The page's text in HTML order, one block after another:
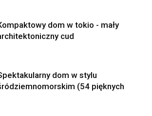
dom w tokio - mały
cud
dom w stylu
(54 pięknych